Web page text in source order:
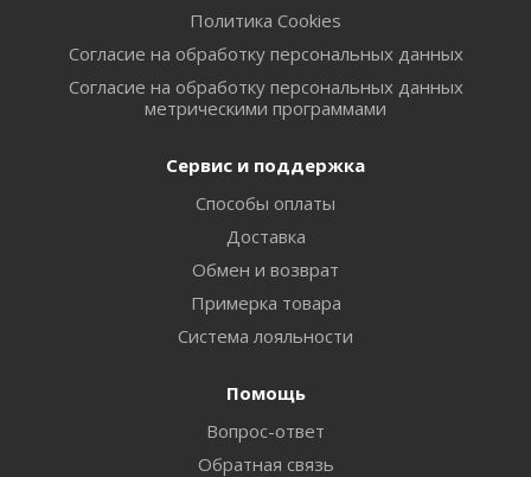
Политика Cookies
Согласие на обработку персональных данных
Согласие на обработку персональных данных
метрическими программами
Сервис и поддержка
Способы оплаты
Доставка
Обмен и возврат
Примерка товара
Система лояльности
Помощь
Вопрос-ответ
Обратная связь